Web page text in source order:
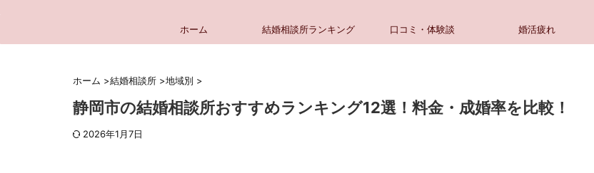
ホーム 結婚相談所ランキング 口コミ・体験談 婚活疲れ
ホーム >結婚相談所 >地域別 >
静岡市の結婚相談所おすすめランキング12選！料金・成婚率を比較！
2026年1月7日